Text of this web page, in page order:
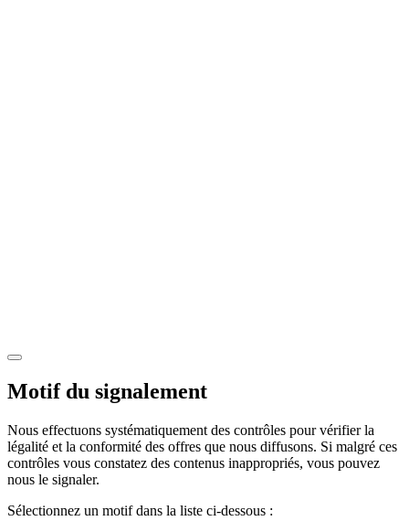
Motif du signalement
Nous effectuons systématiquement des contrôles pour vérifier la
légalité et la conformité des offres que nous diffusons. Si malgré ces
contrôles vous constatez des contenus inappropriés, vous pouvez
nous le signaler.
Sélectionnez un motif dans la liste ci-dessous :